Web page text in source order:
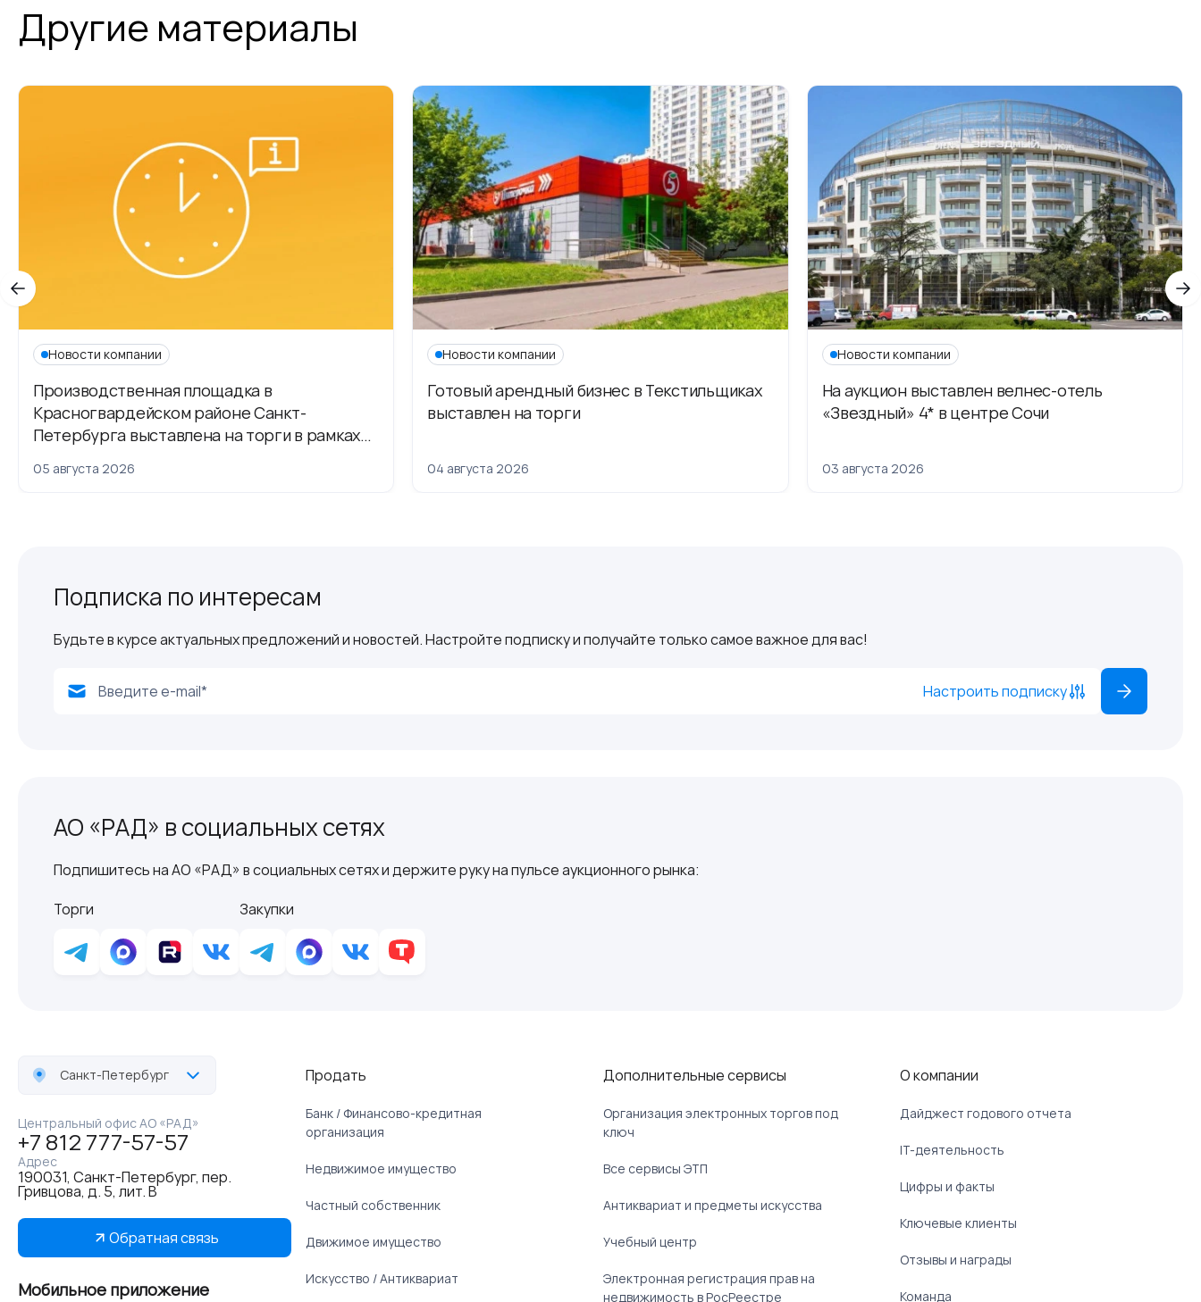
Другие материалы
Новости компании
Производственная площадка в
Красногвардейском районе Санкт-
Петербурга выставлена на торги в рамках
05 августа 2026
Новости компании
Готовый арендный бизнес в Текстильщиках
выставлен на торги
04 августа 2026
Новости компании
На аукцион выставлен велнес-отель
«Звездный» 4* в центре Сочи
03 августа 2026
Подписка по интересам
Будьте в курсе актуальных предложений и новостей. Настройте подписку и получайте только самое важное для вас!
Настроить подписку
АО «РАД» в социальных сетях
Подпишитесь на АО «РАД» в социальных сетях и держите руку на пульсе аукционного рынка:
Торги
Закупки
Санкт-Петербург
Центральный офис АО «РАД»
+7 812 777-57-57
Адрес
190031, Санкт-Петербург, пер.
Гривцова, д. 5, лит. В
Обратная связь
Мобильное приложение
Продать
Банк / Финансово-кредитная
организация
Недвижимое имущество
Частный собственник
Движимое имущество
Искусство / Антиквариат
Дополнительные сервисы
Организация электронных торгов под
ключ
Все сервисы ЭТП
Антиквариат и предметы искусства
Учебный центр
Электронная регистрация прав на
недвижимость в РосРеестре
О компании
Дайджест годового отчета
IT-деятельность
Цифры и факты
Ключевые клиенты
Отзывы и награды
Команда